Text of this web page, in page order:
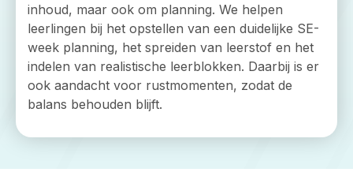
inhoud, maar ook om planning. We helpen
leerlingen bij het opstellen van een duidelijke SE-
week planning, het spreiden van leerstof en het
indelen van realistische leerblokken. Daarbij is er
ook aandacht voor rustmomenten, zodat de
balans behouden blijft.